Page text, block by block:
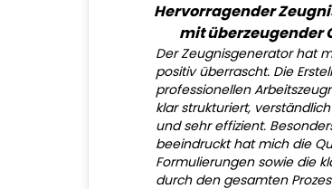
Hervorragender
mit überzeugender
Der Zeugnisgenerator hat
positiv überrascht. Die
professionellen
klar strukturiert,
und sehr effizient.
beeindruckt hat mich die
Formulierungen sowie die
durch den gesamten